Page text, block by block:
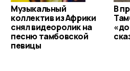
Музыкальный
коллектив из Африки
снял видеоролик на
песню тамбовской
певицы
В